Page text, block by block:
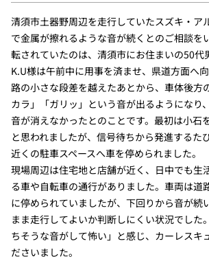
清須市土器野周辺を走行していたスズキ・ア
で金属が擦れるような音が続くとのご相談を
転されていたのは、清須市にお住まいの50代
K.U様は午前中に用事を済ませ、県道方面へ
路の小さな段差を越えたあとから、車体後方
カラ」「ガリッ」という音が出るようになり
音が消えなかったとのことです。最初は小石
と思われましたが、信号待ちから発進するた
近くの駐車スペースへ車を停められました。
現場周辺は住宅地と店舗が近く、日中でも生
る車や自転車の通行がありました。車両は道
に停められていましたが、下回りから音が続
まま走行してよいか判断しにくい状況でした
ちそうな音がして怖い」と感じ、カーレスキ
ださいました。